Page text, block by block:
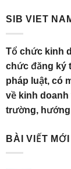
SIB VIET
Tổ chức kinh
chức đăng ký
pháp luật, có
về kinh doanh
trường,
BÀI VIẾT MỚI